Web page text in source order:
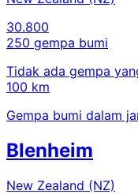
30.800
250 gempa bumi
Tidak ada gempa
100 km
Gempa bumi dalam
Blenheim
New Zealand (NZ)